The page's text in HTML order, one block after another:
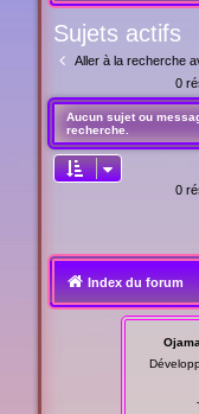
Sujets actifs
Aller à la recherche
0
Aucun sujet ou
recherche.
0
Index du forum